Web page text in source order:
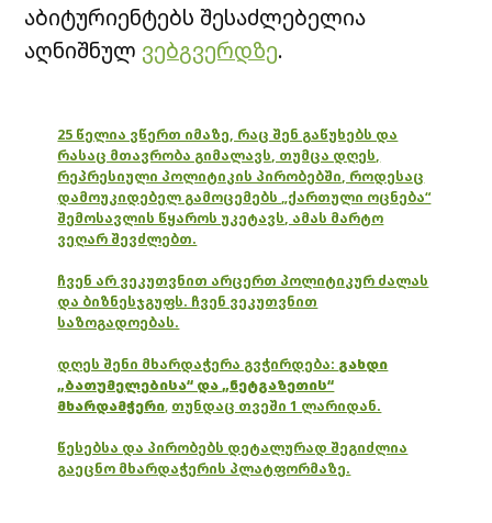
აბიტურიენტებს შესაძლებელია
აღნიშნულ ვებგვერდზე.
25 წელია ვწერთ იმაზე, რაც შენ გაწუხებს და
რასაც მთავრობა გიმალავს, თუმცა დღეს,
რეპრესიული პოლიტიკის პირობებში, როდესაც
დამოუკიდებელ გამოცემებს „ქართული ოცნება“
შემოსავლის წყაროს უკეტავს, ამას მარტო
ვეღარ შევძლებთ.
ჩვენ არ ვეკუთვნით არცერთ პოლიტიკურ ძალას
და ბიზნესჯგუფს. ჩვენ ვეკუთვნით
საზოგადოებას.
დღეს შენი მხარდაჭერა გვჭირდება: გახდი
„ბათუმელებისა“ და „ნეტგაზეთის“
მხარდამჭერი, თუნდაც თვეში 1 ლარიდან.
წესებსა და პირობებს დეტალურად შეგიძლია
გაეცნო მხარდაჭერის პლატფორმაზე.